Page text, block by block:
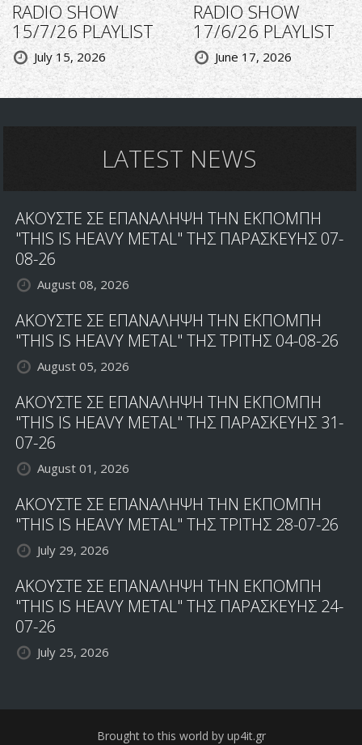
RADIO SHOW
15/7/26 PLAYLIST
July 15, 2026
RADIO SHOW
17/6/26 PLAYLIST
June 17, 2026
LATEST NEWS
ΑΚΟΥΣΤΕ ΣΕ ΕΠΑΝΑΛΗΨΗ ΤΗΝ ΕΚΠΟΜΠΗ
"THIS IS HEAVY METAL" ΤΗΣ ΠΑΡΑΣΚΕΥΗΣ 07-
08-26
August 08, 2026
ΑΚΟΥΣΤΕ ΣΕ ΕΠΑΝΑΛΗΨΗ ΤΗΝ ΕΚΠΟΜΠΗ
"THIS IS HEAVY METAL" ΤΗΣ ΤΡΙΤΗΣ 04-08-26
August 05, 2026
ΑΚΟΥΣΤΕ ΣΕ ΕΠΑΝΑΛΗΨΗ ΤΗΝ ΕΚΠΟΜΠΗ
"THIS IS HEAVY METAL" ΤΗΣ ΠΑΡΑΣΚΕΥΗΣ 31-
07-26
August 01, 2026
ΑΚΟΥΣΤΕ ΣΕ ΕΠΑΝΑΛΗΨΗ ΤΗΝ ΕΚΠΟΜΠΗ
"THIS IS HEAVY METAL" ΤΗΣ ΤΡΙΤΗΣ 28-07-26
July 29, 2026
ΑΚΟΥΣΤΕ ΣΕ ΕΠΑΝΑΛΗΨΗ ΤΗΝ ΕΚΠΟΜΠΗ
"THIS IS HEAVY METAL" ΤΗΣ ΠΑΡΑΣΚΕΥΗΣ 24-
07-26
July 25, 2026
Brought to this world by up4it.gr